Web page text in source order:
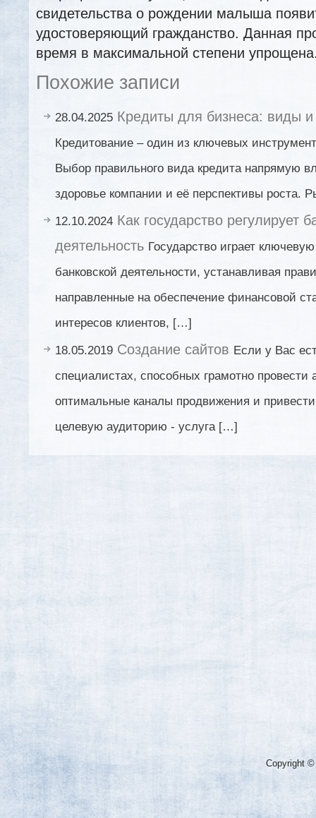
свидетельства о рождении малыша
удостоверяющий гражданство. Данная
время в максимальной степени
Похожие записи
28.04.2025 Кредиты для бизнеса: виды и
Кредитование – один из ключевых
Выбор правильного вида кредита напрямую
здоровье компании и её перспективы роста.
12.10.2024 Как государство регулирует
деятельность Государство играет
банковской деятельности, устанавливая
направленные на обеспечение финансовой
интересов клиентов, […]
18.05.2019 Создание сайтов Если у Вас
специалистах, способных грамотно провести
оптимальные каналы продвижения и
целевую аудиторию - услуга […]
Copyright ©